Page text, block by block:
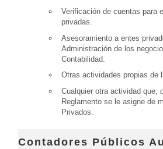
Verificación de cuentas para
privadas.
Asesoramiento a entes
Administración de los
Contabilidad.
Otras actividades propias de
Cualquier otra actividad que,
Reglamento se le asigne de
Privados.
Contadores Públicos